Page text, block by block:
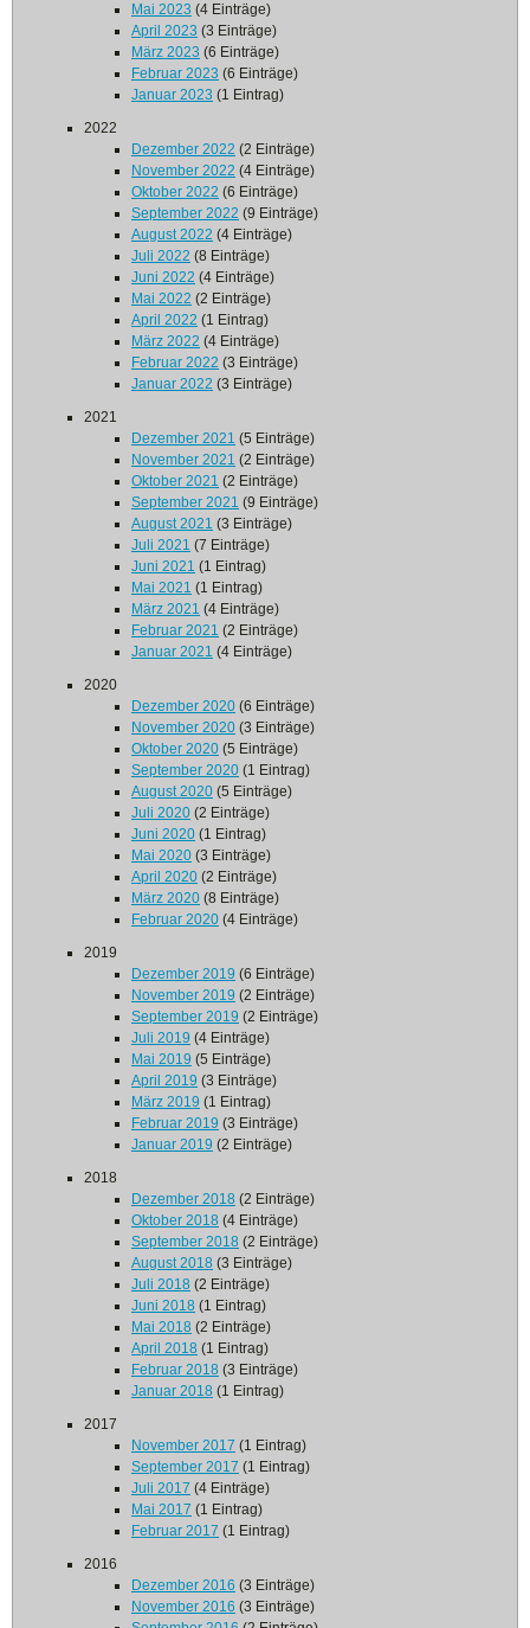
Mai 2023 (4 Einträge)
April 2023 (3 Einträge)
März 2023 (6 Einträge)
Februar 2023 (6 Einträge)
Januar 2023 (1 Eintrag)
2022
Dezember 2022 (2 Einträge)
November 2022 (4 Einträge)
Oktober 2022 (6 Einträge)
September 2022 (9 Einträge)
August 2022 (4 Einträge)
Juli 2022 (8 Einträge)
Juni 2022 (4 Einträge)
Mai 2022 (2 Einträge)
April 2022 (1 Eintrag)
März 2022 (4 Einträge)
Februar 2022 (3 Einträge)
Januar 2022 (3 Einträge)
2021
Dezember 2021 (5 Einträge)
November 2021 (2 Einträge)
Oktober 2021 (2 Einträge)
September 2021 (9 Einträge)
August 2021 (3 Einträge)
Juli 2021 (7 Einträge)
Juni 2021 (1 Eintrag)
Mai 2021 (1 Eintrag)
März 2021 (4 Einträge)
Februar 2021 (2 Einträge)
Januar 2021 (4 Einträge)
2020
Dezember 2020 (6 Einträge)
November 2020 (3 Einträge)
Oktober 2020 (5 Einträge)
September 2020 (1 Eintrag)
August 2020 (5 Einträge)
Juli 2020 (2 Einträge)
Juni 2020 (1 Eintrag)
Mai 2020 (3 Einträge)
April 2020 (2 Einträge)
März 2020 (8 Einträge)
Februar 2020 (4 Einträge)
2019
Dezember 2019 (6 Einträge)
November 2019 (2 Einträge)
September 2019 (2 Einträge)
Juli 2019 (4 Einträge)
Mai 2019 (5 Einträge)
April 2019 (3 Einträge)
März 2019 (1 Eintrag)
Februar 2019 (3 Einträge)
Januar 2019 (2 Einträge)
2018
Dezember 2018 (2 Einträge)
Oktober 2018 (4 Einträge)
September 2018 (2 Einträge)
August 2018 (3 Einträge)
Juli 2018 (2 Einträge)
Juni 2018 (1 Eintrag)
Mai 2018 (2 Einträge)
April 2018 (1 Eintrag)
Februar 2018 (3 Einträge)
Januar 2018 (1 Eintrag)
2017
November 2017 (1 Eintrag)
September 2017 (1 Eintrag)
Juli 2017 (4 Einträge)
Mai 2017 (1 Eintrag)
Februar 2017 (1 Eintrag)
2016
Dezember 2016 (3 Einträge)
November 2016 (3 Einträge)